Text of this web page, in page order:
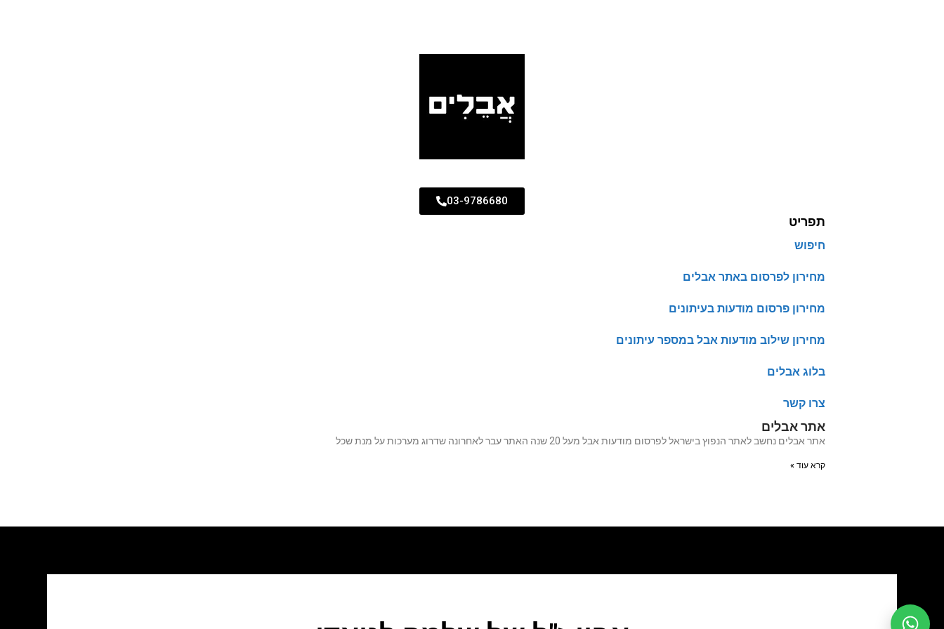
03-9786680
תפריט
חיפוש
מחירון לפרסום באתר אבלים
מחירון פרסום מודעות בעיתונים
מחירון שילוב מודעות אבל במספר עיתונים
בלוג אבלים
צרו קשר
אתר אבלים
אתר אבלים נחשב לאתר הנפוץ בישראל לפרסום מודעות אבל מעל 20 שנה האתר עבר לאחרונה שדרוג מערכות על מנת שכל
קרא עוד »